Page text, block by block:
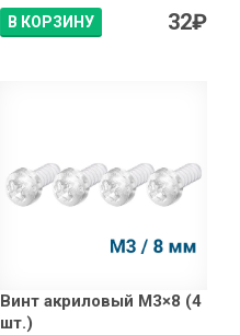
В КОРЗИНУ 32₽
Винт акриловый М3×8 (4
шт.)